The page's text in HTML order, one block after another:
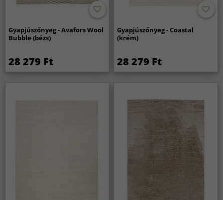
Gyapjúszőnyeg - Avafors Wool
Bubble (bézs)
28 279 Ft
Gyapjúszőnyeg - Coastal
(krém)
28 279 Ft